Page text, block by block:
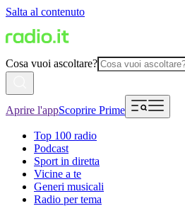
Salta al contenuto
Cosa vuoi ascoltare?
Aprire l'appScoprire Prime
Top 100 radio
Podcast
Sport in diretta
Vicine a te
Generi musicali
Radio per tema